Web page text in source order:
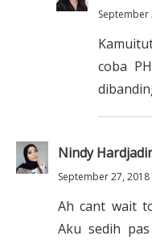
September
coba
Nindy
September 27, 2018
Ah cant wait
Aku sedih